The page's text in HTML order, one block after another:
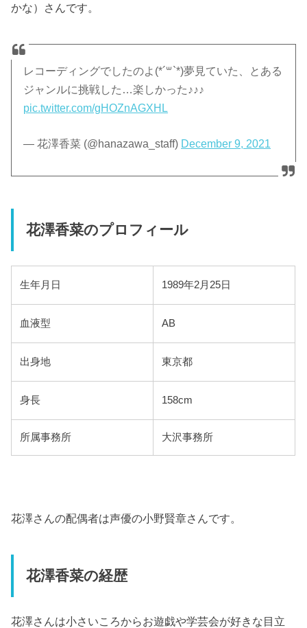
かな）さんです。
レコーディングでしたのよ(*´꒳`*)夢見ていた、とある
ジャンルに挑戦した…楽しかった♪♪♪
pic.twitter.com/gHOZnAGXHL
— 花澤香菜 (@hanazawa_staff) December 9, 2021
花澤香菜のプロフィール
生年月日 1989年2月25日
血液型 AB
出身地 東京都
身長 158cm
所属事務所 大沢事務所
花澤さんの配偶者は声優の小野賢章さんです。
花澤香菜の経歴
花澤さんは小さいころからお遊戯や学芸会が好きな目立